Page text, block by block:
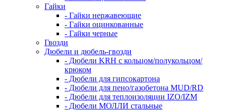
Гайки
- Гайки нержавеющие
- Гайки оцинкованные
- Гайки черные
Гвозди
Дюбели и дюбель-гвозди
- Дюбели KRH с кольцом/полукольцом/
крюком
- Дюбели для гипсокартона
- Дюбели для пено/газобетона MUD/RD
- Дюбели для теплоизоляции IZO/IZM
- Дюбели МОЛЛИ стальные